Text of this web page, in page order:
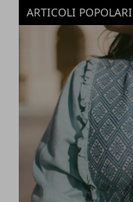
ARTICOLI POPOLARI